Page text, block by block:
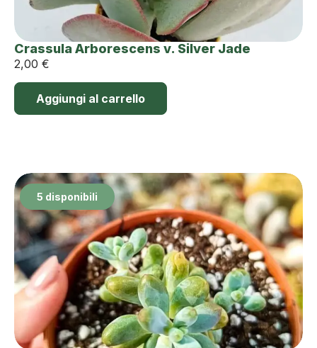
Crassula Arborescens v. Silver Jade
2,00 €
Aggiungi al carrello
5 disponibili